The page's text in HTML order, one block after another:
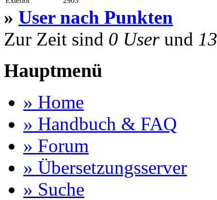
» User nach Punkten
Zur Zeit sind 0 Userund
Hauptmenü
» Home
» Handbuch & FAQ
» Forum
» Übersetzungsserver
» Suche